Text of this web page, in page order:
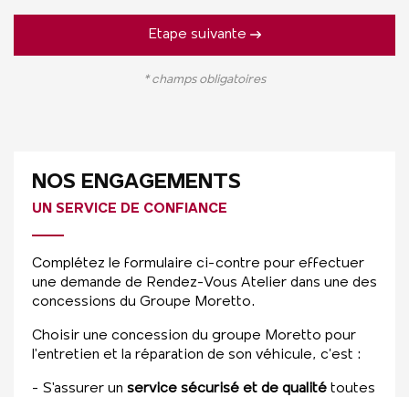
NOS ENGAGEMENTS
UN SERVICE DE CONFIANCE
Complétez le formulaire ci-contre pour effectuer
une demande de Rendez-Vous Atelier dans une des
concessions du Groupe Moretto.
Choisir une concession du groupe Moretto pour
l'entretien et la réparation de son véhicule, c’est :
- S'assurer un service sécurisé et de qualité toutes
Etape suivante
* champs obligatoires